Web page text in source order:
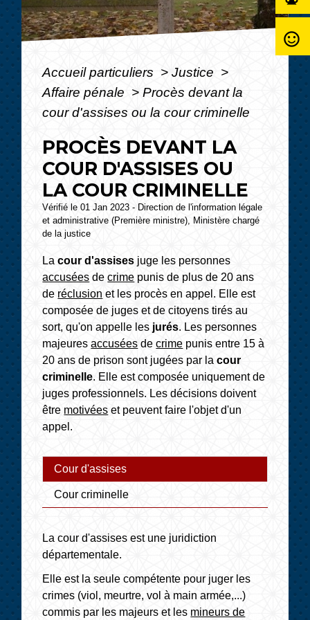
Accueil particuliers > Justice >
Affaire pénale > Procès devant la
cour d'assises ou la cour criminelle
PROCÈS DEVANT LA
COUR D'ASSISES OU
LA COUR CRIMINELLE
Vérifié le 01 Jan 2023 - Direction de l'information légale
et administrative (Première ministre), Ministère chargé
de la justice
Lacour d'assises juge les personnes
accusées decrime punis de plus de 20 ans
de réclusion et les procès en appel. Elle est
composée de juges et de citoyens tirés au
sort, qu'on appelle les jurés. Les personnes
majeuresaccusées decrime punis entre 15 à
20 ans de prison sont jugées par lacour
criminelle. Elle est composée uniquement de
juges professionnels. Les décisions doivent
être motivées et peuvent faire l'objet d'un
appel.
Cour d'assises
Cour criminelle
La cour d'assises est une juridiction
départementale.
Elle est la seule compétente pour juger les
crimes (viol, meurtre, vol à main armée,...)
commis par les majeurs et les mineurs de
sentiment_satisfied_alt